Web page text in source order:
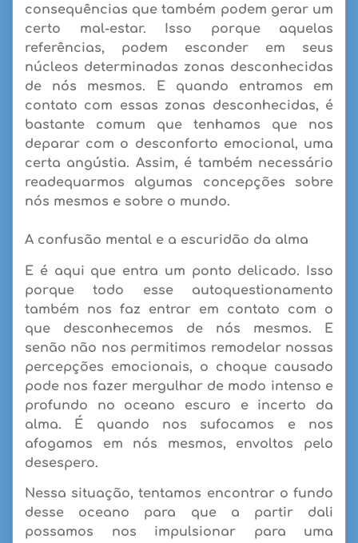
consequências que também podem gerar um
certo mal-estar. Isso porque aquelas
referências, podem esconder em seus
núcleos determinadas zonas desconhecidas
de nós mesmos. E quando entramos em
contato com essas zonas desconhecidas, é
bastante comum que tenhamos que nos
deparar com o desconforto emocional, uma
certa angústia. Assim, é também necessário
readequarmos algumas concepções sobre
nós mesmos e sobre o mundo.
A confusão mental e a escuridão da alma
E é aqui que entra um ponto delicado. Isso
porque todo esse autoquestionamento
também nos faz entrar em contato com o
que desconhecemos de nós mesmos. E
senão não nos permitimos remodelar nossas
percepções emocionais, o choque causado
pode nos fazer mergulhar de modo intenso e
profundo no oceano escuro e incerto da
alma. É quando nos sufocamos e nos
afogamos em nós mesmos, envoltos pelo
desespero.
Nessa situação, tentamos encontrar o fundo
desse oceano para que a partir dali
possamos nos impulsionar para uma